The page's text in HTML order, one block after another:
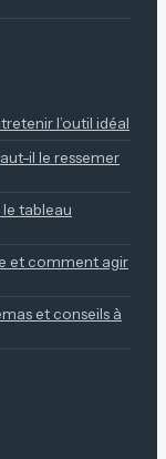
l’outil idéal
il le ressemer
tableau
et comment agir
et conseils à